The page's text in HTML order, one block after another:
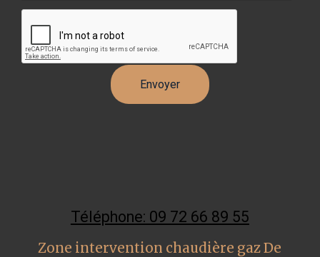
Téléphone: 09 72 66 89 55
Zone intervention chaudière gaz De